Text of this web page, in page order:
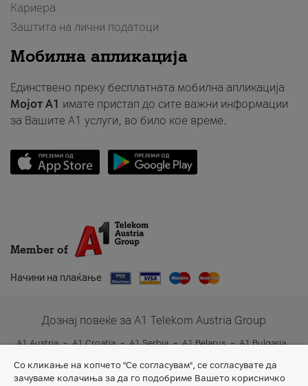
Кариера
Заштита на лични податоци
Мобилна апликација
Единствено преку бесплатната мобилна апликација
Мојот A1 имате пристап до сите важни информации
за Вашите A1 услуги, во било кое време.
Member of
Начини на плаќање
Дознај повеќе за A1 Telekom Austria Group
A1 Austria A1 Croatia A1 Serbia A1 Belarus
A1 Bulgaria
A1 Slovenia
A1 Digital
Со кликање на копчето "Се согласувам", се согласувате да
зачуваме колачиња за да го подобриме Вашето корисничко